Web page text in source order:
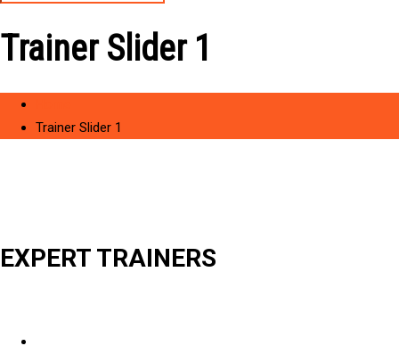
Trainer Slider 1
Trainer Slider 1
EXPERT TRAINERS